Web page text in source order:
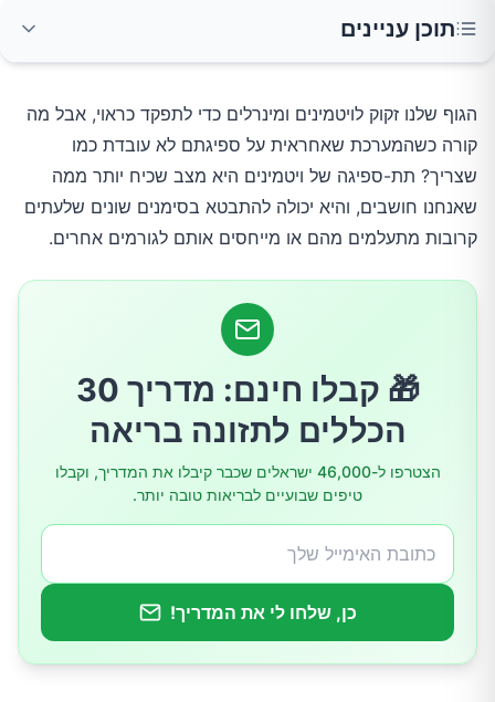
תוכן עניינים
1. עייפות כרונית וחולשה מתמשכת
2. נשירת שיער ושינויים במראה השיער
3. בעיות עור – יובש, פריחות וריפוי איטי
גורמים לבעיות בספיגת ויטמינים
אבחון וטיפול
הגוף שלנו זקוק לויטמינים ומינרלים כדי לתפקד כראוי, אבל מה
קורה כשהמערכת שאחראית על ספיגתם לא עובדת כמו
שצריך? תת-ספיגה של ויטמינים היא מצב שכיח יותר ממה
שאנחנו חושבים, והיא יכולה להתבטא בסימנים שונים שלעתים
קרובות מתעלמים מהם או מייחסים אותם לגורמים אחרים.
🎁 קבלו חינם: מדריך 30
הכללים לתזונה בריאה
הצטרפו ל-46,000 ישראלים שכבר קיבלו את המדריך, וקבלו
טיפים שבועיים לבריאות טובה יותר.
כן, שלחו לי את המדריך!